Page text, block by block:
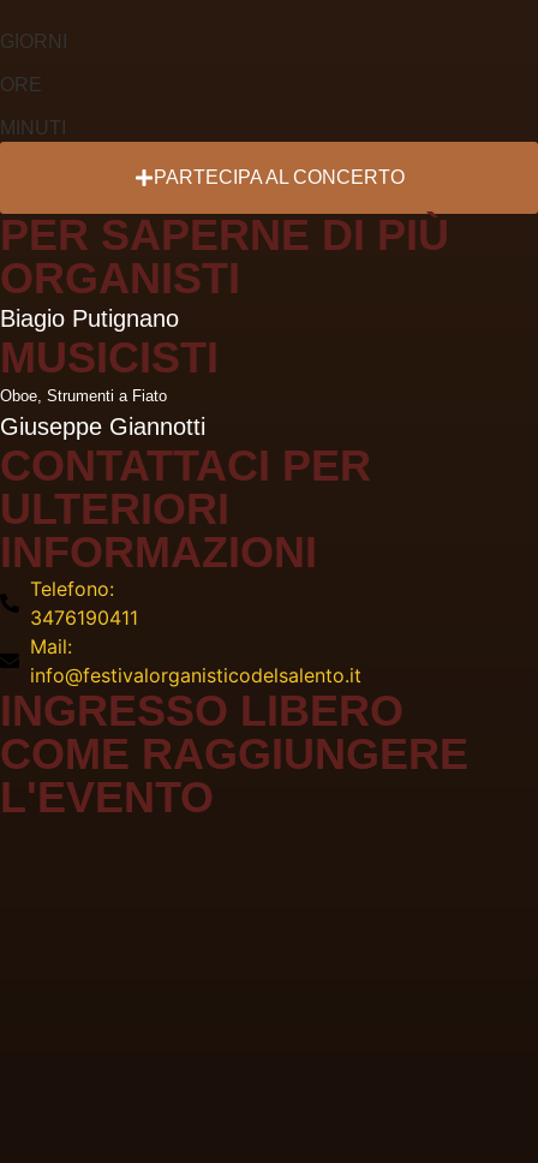
GIORNI
ORE
MINUTI
PARTECIPAAL CONCERTO
PER SAPERNE DI PIÙ
ORGANISTI
Biagio Putignano
MUSICISTI
Oboe, Strumenti a Fiato
Giuseppe Giannotti
CONTATTACI PER
ULTERIORI
INFORMAZIONI
Telefono:
3476190411
Mail:
info@festivalorganisticodelsalento.it
INGRESSO LIBERO
COME RAGGIUNGERE
L'EVENTO